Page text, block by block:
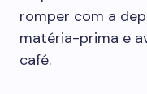
romper com a
matéria-prima e
café.